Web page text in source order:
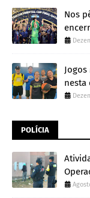
Nos
nesta
POLÍCIA